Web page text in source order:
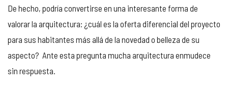
De hecho, podría convertirse en una interesante forma de
valorar la arquitectura: ¿cuál es la oferta diferencial del proyecto
para sus habitantes más allá de la novedad o belleza de su
aspecto? Ante esta pregunta mucha arquitectura enmudece
sin respuesta.